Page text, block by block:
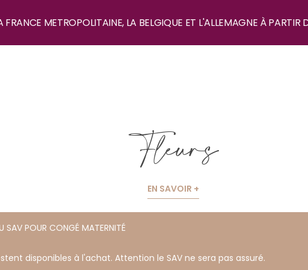
FRANCE METROPOLITAINE, LA BELGIQUE ET L'ALLEMAGNE À PARTIR
Fleurs
EN SAVOIR +
SAV POUR CONGÉ MATERNITÉ
disponibles à l'achat. Attention le SAV ne sera pas assuré.